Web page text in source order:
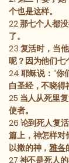
个也是这样。
22那七个人都
了。
23 复活时，当
呢？因为他们七
24 耶稣说：“你
白圣经，不晓得
25 当人从死里
使者。
26 论到死人复
篇上，神怎样对
以撒的神，雅各
27 神不是死人